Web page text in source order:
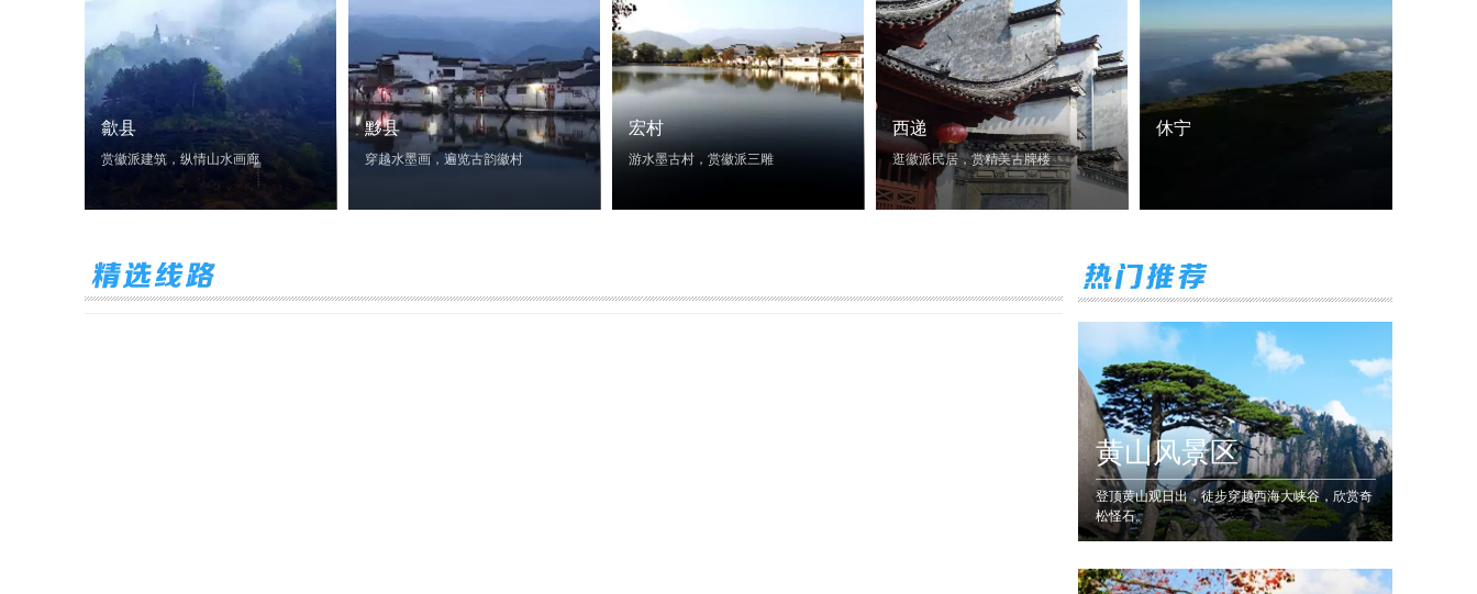
歙县
赏徽派建筑，纵情山水画廊
黟县
穿越水墨画，遍览古韵徽村
宏村
游水墨古村，赏徽派三雕
西递
逛徽派民居，赏精美古牌楼
休宁
黄山风景区
登顶黄山观日出，徒步穿越西海大峡谷，欣赏奇
松怪石。